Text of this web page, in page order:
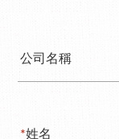
公司名稱
*姓名